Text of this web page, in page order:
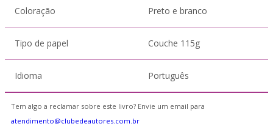
Coloração Preto e branco
Tipo de papel Couche 115g
Idioma Português
Tem algo a reclamar sobre este livro? Envie um email para
atendimento@clubedeautores.com.br